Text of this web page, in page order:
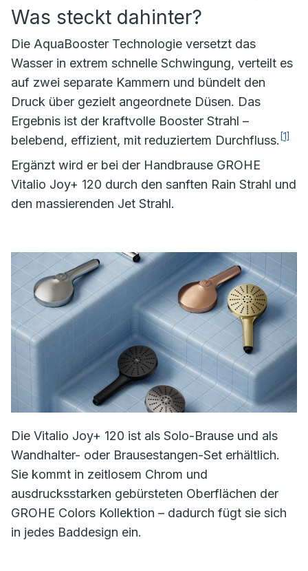
Was steckt dahinter?
Die AquaBooster Technologie versetzt das
Wasser in extrem schnelle Schwingung, verteilt es
auf zwei separate Kammern und bündelt den
Druck über gezielt angeordnete Düsen. Das
Ergebnis ist der kraftvolle Booster Strahl –
belebend, effizient, mit reduziertem Durchfluss. [1]
Ergänzt wird er bei der Handbrause GROHE
Vitalio Joy+ 120 durch den sanften Rain Strahl und
den massierenden Jet Strahl.
Die Vitalio Joy+ 120 ist als Solo-Brause und als
Wandhalter- oder Brausestangen-Set erhältlich.
Sie kommt in zeitlosem Chrom und
ausdrucksstarken gebürsteten Oberflächen der
GROHE Colors Kollektion – dadurch fügt sie sich
in jedes Baddesign ein.